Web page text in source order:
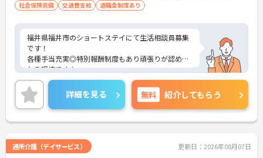
社会保険完備
交通費支給 退職金制度あり
福井県福井市のショートステイにて生活相談員募集
です！
各種手当充実◎特別報酬制度もあり頑張りが認めら
れる環境です♪
ご興味のある方には、面接対策ポイントなどさらに
詳細をお話いたしますので、お気軽にご相談くださ
い。
詳細を見る 無料 紹介してもらう
通所介護（デイサービス） 更新日：2026年08月07日